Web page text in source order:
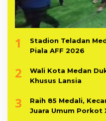
1
Stadion Teladan
Piala AFF 2026
2
Wali Kota Medan
Khusus Lansia
3
Raih 85 Medali,
Juara Umum Porkot